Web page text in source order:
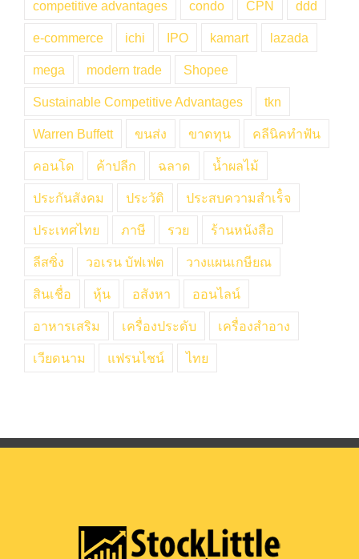
competitive advantages condo CPN ddd
e-commerce ichi IPO kamart lazada
mega modern trade Shopee
Sustainable Competitive Advantages tkn
Warren Buffett ขนส่ง ขาดทุน คลีนิคทำฟัน
คอนโด ค้าปลีก ฉลาด น้ำผลไม้
ประกันสังคม ประวัติ ประสบความสำเร็๋จ
ประเทศไทย ภาษี รวย ร้านหนังสือ
ลีสซิ่ง วอเรน บัฟเฟต วางแผนเกษียณ
สินเชื่อ หุ้น อสังหา ออนไลน์
อาหารเสริม เครื่องประดับ เครื่องสำอาง
เวียดนาม แฟรนไชน์ ไทย